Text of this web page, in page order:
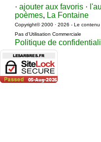
· ajouter aux favoris ·
poèmes, La Fontaine
Copyright© 2000 · 2026 - Le
Pas d’Utilisation Commerciale
Politique de